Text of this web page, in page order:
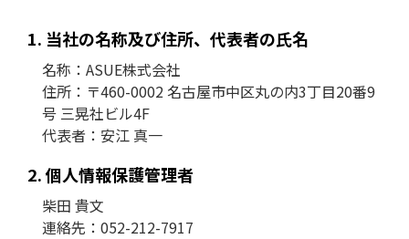
当社の名称及び住所、代表者の氏名
名称：ASUE株式会社
住所：〒460-0002 名古屋市中区丸の内3丁目20番9
号 三晃社ビル4F
代表者：安江 真一
個人情報保護管理者
柴田 貴文
連絡先：052-212-7917